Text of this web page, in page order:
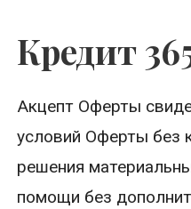
Кредит
Акцепт Оферты
условий Оферты без
решения
помощи без